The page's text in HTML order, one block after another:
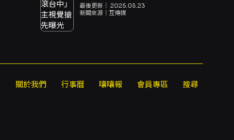
最後更新｜ 2025.05.23
新聞來源｜ 互傳媒
關於我們 行事曆 嚷嚷報 會員專區 搜尋